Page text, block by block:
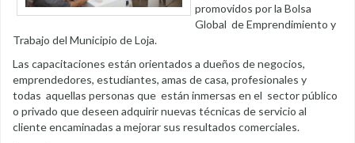
promovidos por la Bolsa
Global de Emprendimiento y
Trabajo del Municipio de Loja.
Las capacitaciones están orientados a dueños de negocios,
emprendedores, estudiantes, amas de casa, profesionales y
todas aquellas personas que están inmersas en el sector público
o privado que deseen adquirir nuevas técnicas de servicio al
cliente encaminadas a mejorar sus resultados comerciales.